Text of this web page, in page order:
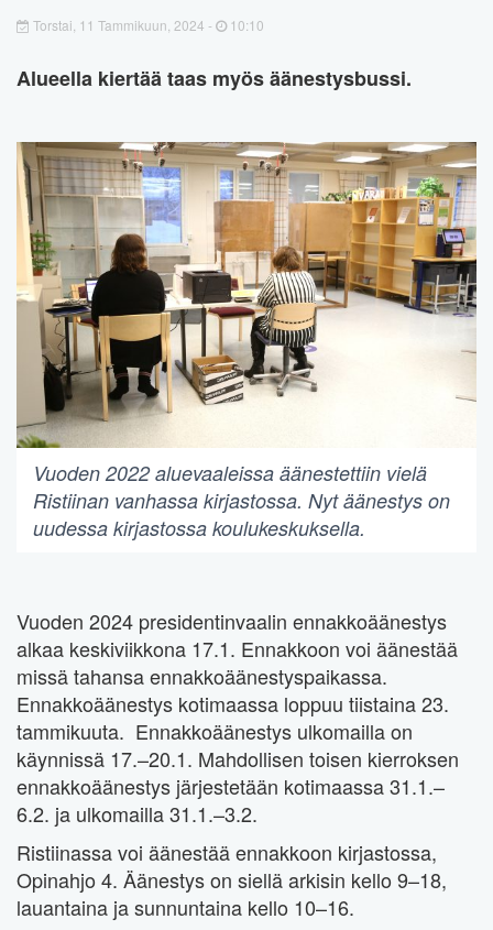
Torstai, 11 Tammikuun, 2024 - 10:10
Alueella kiertää taas myös äänestysbussi.
Vuoden 2022 aluevaaleissa äänestettiin vielä
Ristiinan vanhassa kirjastossa. Nyt äänestys on
uudessa kirjastossa koulukeskuksella.
Vuoden 2024 presidentinvaalin ennakkoäänestys
alkaa keskiviikkona 17.1. Ennakkoon voi äänestää
missä tahansa ennakkoäänestyspaikassa.
Ennakkoäänestys kotimaassa loppuu tiistaina 23.
tammikuuta. Ennakkoäänestys ulkomailla on
käynnissä 17.–20.1. Mahdollisen toisen kierroksen
ennakkoäänestys järjestetään kotimaassa 31.1.–
6.2. ja ulkomailla 31.1.–3.2.
Ristiinassa voi äänestää ennakkoon kirjastossa,
Opinahjo 4. Äänestys on siellä arkisin kello 9–18,
lauantaina ja sunnuntaina kello 10–16.